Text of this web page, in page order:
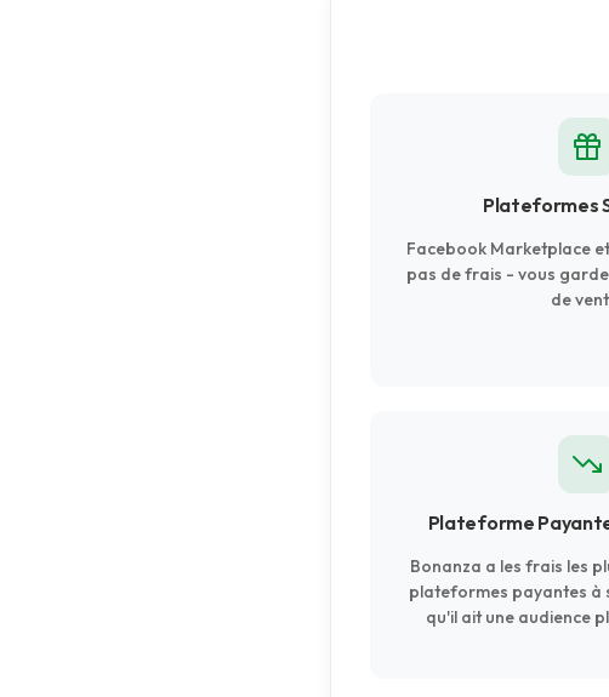
Plateformes
Facebook Marketplace
pas de frais - vous
de
Plateforme
Bonanza a les frais les
plateformes payantes à
qu'il ait une audience